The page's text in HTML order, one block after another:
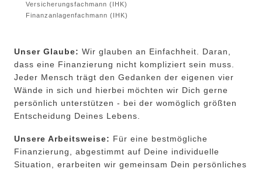
Versicherungsfachmann (IHK)
Finanzanlagenfachmann (IHK)
Unser Glaube: Wir glauben an Einfachheit. Daran,
dass eine Finanzierung nicht kompliziert sein muss.
Jeder Mensch trägt den Gedanken der eigenen vier
Wände in sich und hierbei möchten wir Dich gerne
persönlich unterstützen - bei der womöglich größten
Entscheidung Deines Lebens.
Unsere Arbeitsweise: Für eine bestmögliche
Finanzierung, abgestimmt auf Deine individuelle
Situation, erarbeiten wir gemeinsam Dein persönliches